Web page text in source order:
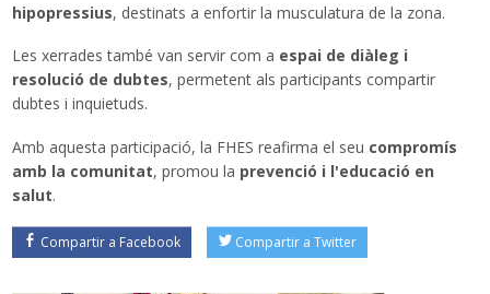
hipopressius, destinats a enfortir la musculatura de la zona.
Les xerrades també van servir com a espai de diàleg i
resolució de dubtes, permetent als participants compartir
dubtes i inquietuds.
Amb aquesta participació, la FHES reafirma el seu compromís
amb la comunitat, promou la prevenció i l'educació en
salut.
Compartir a Facebook Compartir a Twitter